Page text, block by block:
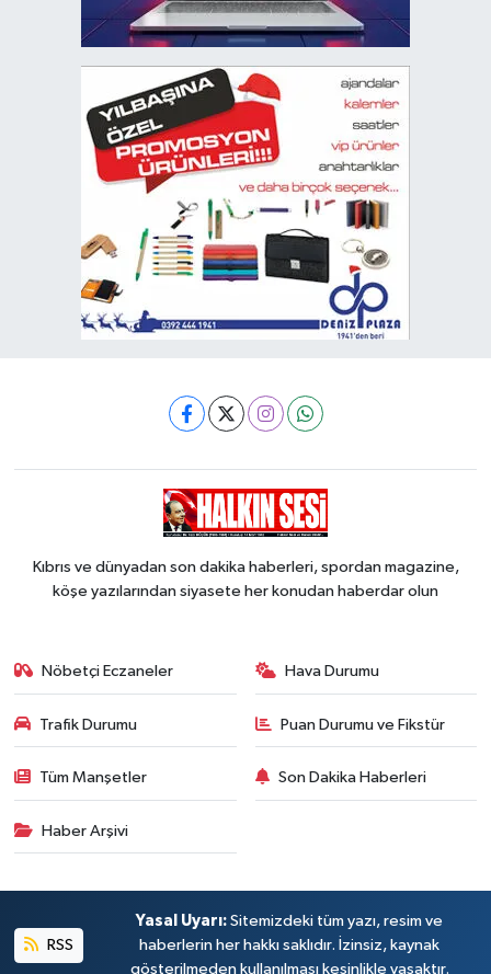
Kıbrıs ve dünyadan son dakika haberleri, spordan magazine,
köşe yazılarından siyasete her konudan haberdar olun
Nöbetçi Eczaneler Hava Durumu
Trafik Durumu Puan Durumu ve Fikstür
Tüm Manşetler Son Dakika Haberleri
Haber Arşivi
RSS
Yasal Uyarı: Sitemizdeki tüm yazı, resim ve
haberlerin her hakkı saklıdır. İzinsiz, kaynak
gösterilmeden kullanılması kesinlikle yasaktır.